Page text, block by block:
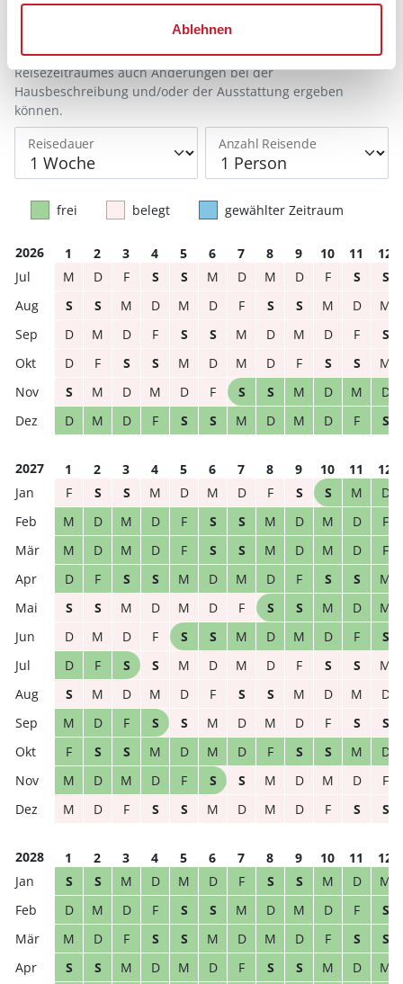
Ablehnen
Sie bekommen Verfügbarkeit und Preis angezeigt
Reisedauer Anzahl Reisende
Bitte beachten Sie, dass sich bei Änderungen des
Reisezeitraumes auch Änderungen bei der
Hausbeschreibung und/oder der Ausstattung ergeben
können.
frei belegt gewählter Zeitraum
2026 1 2 3 4 5 6 7 8 9 10 11
12
M
D F S S M D M D F S
S
S
S M D M D F S S M D
M
D
M D F S S M D M D F
S
D
F S S M D M D F S S
M
S
M D M D F S S M D M
D
D
M D F S S M D M D F S
2027 1 2 3 4 5 6 7 8 9 10 11
12
F
S S M D M D F S S M
D
M
D M D F S S M D M D
F
M
D M D F S S M D M D
F
D
F S S M D M D F S S
M
S
S M D M D F S S M D
M
D
M D F S S M D M D F
S
D
F S S M D M D F S S
M
S
M D M D F S S M D M
D
M
D F S S M D M D F S
S
F
S S M D M D F S S M
D
M
D M D F S S M D M D
F
M
D F S S M D M D F S S
2028 1 2 3 4 5 6 7 8 9 10 11
12
S
S M D M D F S S M D
M
D
M D F S S M D M D F
S
M
D F S S M D M D F S
S
S
S M D M D F S S M D M